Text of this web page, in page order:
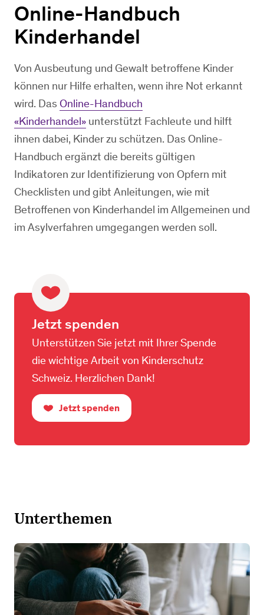
Online-Handbuch
Kinderhandel
Von Ausbeutung und Gewalt betroffene Kinder
können nur Hilfe erhalten, wenn ihre Not erkannt
wird. Das Online-Handbuch
«Kinderhandel» unterstützt Fachleute und hilft
ihnen dabei, Kinder zu schützen. Das Online-
Handbuch ergänzt die bereits gültigen
Indikatoren zur Identifizierung von Opfern mit
Checklisten und gibt Anleitungen, wie mit
Betroffenen von Kinderhandel im Allgemeinen und
im Asylverfahren umgegangen werden soll.
Jetzt spenden
Unterstützen Sie jetzt mit Ihrer Spende
die wichtige Arbeit von Kinderschutz
Schweiz. Herzlichen Dank!
Jetzt spenden
Unterthemen